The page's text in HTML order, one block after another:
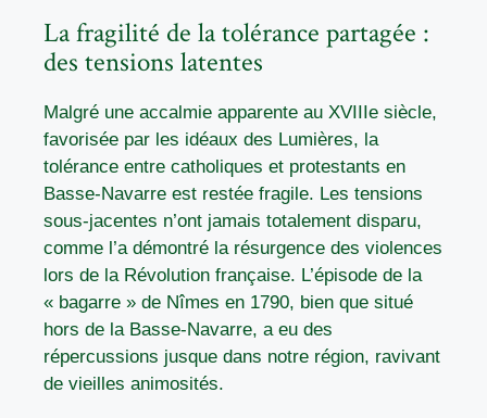
La fragilité de la tolérance partagée :
des tensions latentes
Malgré une accalmie apparente au XVIIIe siècle,
favorisée par les idéaux des Lumières, la
tolérance entre catholiques et protestants en
Basse-Navarre est restée fragile. Les tensions
sous-jacentes n’ont jamais totalement disparu,
comme l’a démontré la résurgence des violences
lors de la Révolution française. L’épisode de la
« bagarre » de Nîmes en 1790, bien que situé
hors de la Basse-Navarre, a eu des
répercussions jusque dans notre région, ravivant
de vieilles animosités.